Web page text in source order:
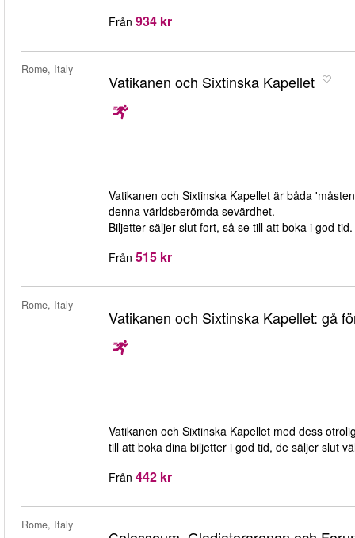
Från 934 kr
Rome, Italy
Vatikanen och Sixtinska Kapellet
Vatikanen och Sixtinska Kapellet är båda
denna världsberömda sevärdhet.
Biljetter säljer slut fort, så se till att boka i god tid.
Från 515 kr
Rome, Italy
Vatikanen och Sixtinska Kapellet: gå
Vatikanen och Sixtinska Kapellet med dess
till att boka dina biljetter i god tid, de säljer slut
Från 442 kr
Rome, Italy